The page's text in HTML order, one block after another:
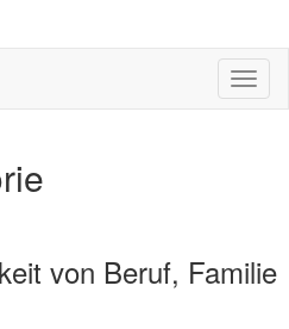
von Beruf, Familie